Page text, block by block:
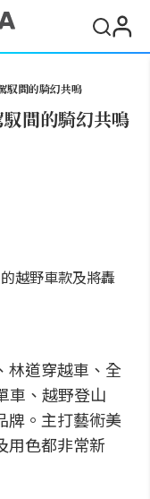
馭間的騎幻共鳴
間的騎幻共鳴
越野車款及將轟
林道穿越車、全
車、越野登山
牌。主打藝術美
用色都非常新